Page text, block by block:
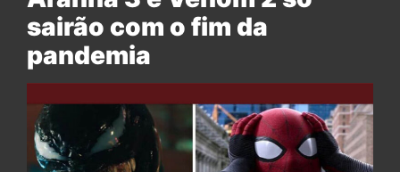
sairão com o fim da
pandemia